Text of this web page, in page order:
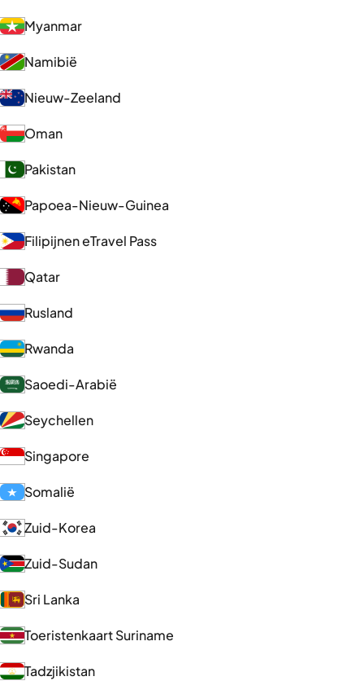
Myanmar
Namibië
Nieuw-Zeeland
Oman
Pakistan
Papoea-Nieuw-Guinea
Filipijnen eTravel Pass
Qatar
Rusland
Rwanda
Saoedi-Arabië
Seychellen
Singapore
Somalië
Zuid-Korea
Zuid-Sudan
Sri Lanka
Toeristenkaart Suriname
Tadzjikistan